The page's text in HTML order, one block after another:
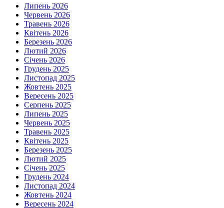
Липень 2026
Червень 2026
Травень 2026
Квітень 2026
Березень 2026
Лютий 2026
Січень 2026
Грудень 2025
Листопад 2025
Жовтень 2025
Вересень 2025
Серпень 2025
Липень 2025
Червень 2025
Травень 2025
Квітень 2025
Березень 2025
Лютий 2025
Січень 2025
Грудень 2024
Листопад 2024
Жовтень 2024
Вересень 2024